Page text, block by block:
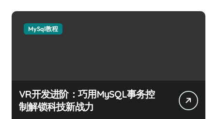
MySql教程
VR开发进阶：巧用MySQL事务控
制解锁科技新战力